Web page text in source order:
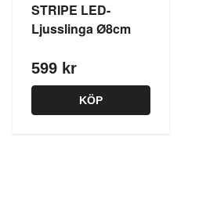
STRIPE LED-
Ljusslinga Ø8cm
599 kr
KÖP